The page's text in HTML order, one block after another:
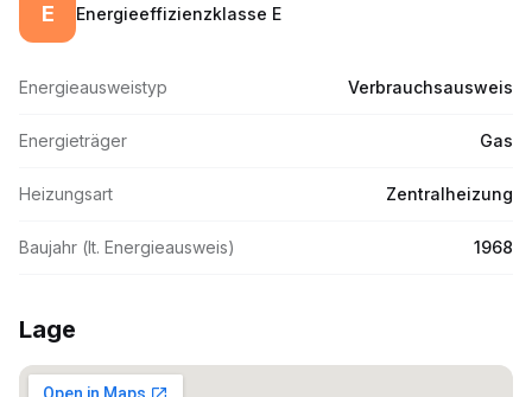
E Energieeffizienzklasse E
Energieausweistyp Verbrauchsausweis
Energieträger Gas
Heizungsart Zentralheizung
Baujahr (lt. Energieausweis) 1968
Lage